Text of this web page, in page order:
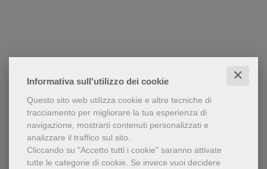
Informativa sull'utilizzo dei cookie ✕
Questo sito web utilizza cookie e altre tecniche di
tracciamento per migliorare la tua esperienza di
navigazione, mostrarti contenuti personalizzati e
analizzare il traffico sul sito.
Cliccando su "Accetto tutti i cookie" saranno attivate
tutte le categorie di cookie. Se invece vuoi decidere